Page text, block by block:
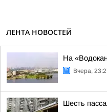
ЛЕНТА НОВОСТЕЙ
На
Вчера,
Шесть